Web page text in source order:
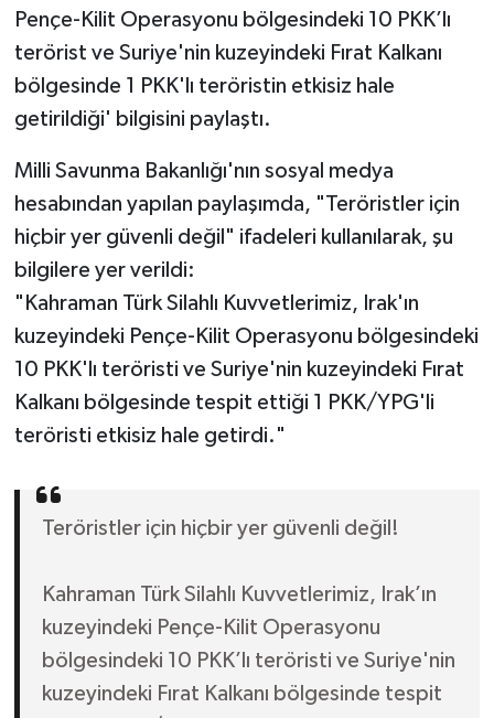
Pençe-Kilit Operasyonu bölgesindeki 10 PKK’lı
terörist ve Suriye'nin kuzeyindeki Fırat Kalkanı
bölgesinde 1 PKK'lı teröristin etkisiz hale
getirildiği' bilgisini paylaştı.
Milli Savunma Bakanlığı'nın sosyal medya
hesabından yapılan paylaşımda, "Teröristler için
hiçbir yer güvenli değil" ifadeleri kullanılarak, şu
bilgilere yer verildi:
"Kahraman Türk Silahlı Kuvvetlerimiz, Irak'ın
kuzeyindeki Pençe-Kilit Operasyonu bölgesindeki
10 PKK'lı teröristi ve Suriye'nin kuzeyindeki Fırat
Kalkanı bölgesinde tespit ettiği 1 PKK/YPG'li
teröristi etkisiz hale getirdi."
Teröristler için hiçbir yer güvenli değil!
Kahraman Türk Silahlı Kuvvetlerimiz, Irak’ın
kuzeyindeki Pençe-Kilit Operasyonu
bölgesindeki 10 PKK’lı teröristi ve Suriye'nin
kuzeyindeki Fırat Kalkanı bölgesinde tespit